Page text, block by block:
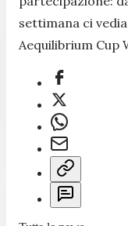
settimana ci
Aequilibrium Cup